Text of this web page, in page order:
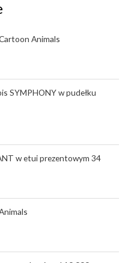
Animals
SYMPHONY w pudełku
w etui prezentowym 34